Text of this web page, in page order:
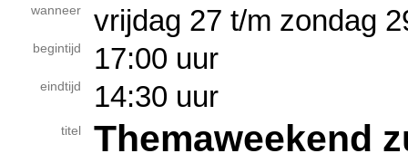
wanneer vrijdag 27 t/m zondag
begintijd 17:00 uur
eindtijd 14:30 uur
titel Themaweekend